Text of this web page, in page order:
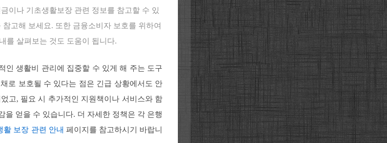
이나 기초생활보장 관련 정보를 참고할 수 있
참고해 보세요. 또한 금융소비자 보호를 위하여
를 살펴보는 것도 도움이 됩니다.
인 생활비 관리에 집중할 수 있게 해 주는 도구
로 보호될 수 있다는 점은 긴급 상황에서도 안
고, 필요 시 추가적인 지원책이나 서비스와 함
을 얻을 수 있습니다. 더 자세한 정책은 각 은행
활 보장 관련 안내 페이지를 참고하시기 바랍니